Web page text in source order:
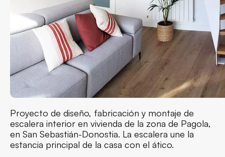
Proyecto de diseño, fabricación y montaje de
escalera interior en vivienda de la zona de Pagola,
en San Sebastián-Donostia. La escalera une la
estancia principal de la casa con el ático.